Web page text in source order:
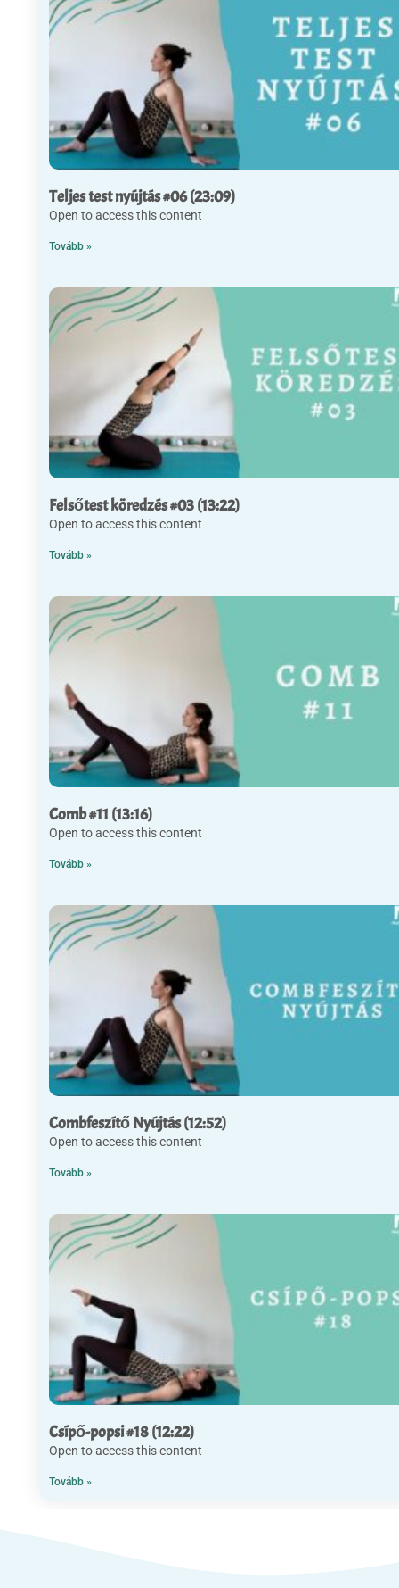
Teljes test nyújtás #06 (23:09)
Open to access this content
Tovább »
Felsőtest köredzés #03 (13:22)
Open to access this content
Tovább »
Comb #11 (13:16)
Open to access this content
Tovább »
Combfeszítő Nyújtás (12:52)
Open to access this content
Tovább »
Csípő-popsi #18 (12:22)
Open to access this content
Tovább »